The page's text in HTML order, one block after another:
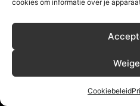
cookies om informatie over je
Cookiebeleid